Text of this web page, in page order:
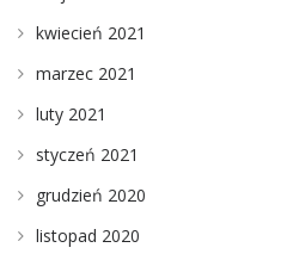
kwiecień 2021
marzec 2021
luty 2021
styczeń 2021
grudzień 2020
listopad 2020